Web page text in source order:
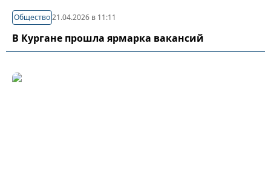
Общество21.04.2026 в 11:11
В Кургане прошла ярмарка вакансий